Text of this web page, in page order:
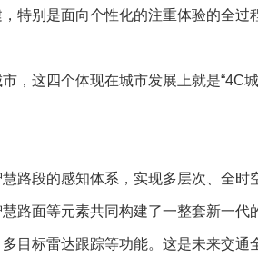
别是面向个性化的注重体验的全过
这四个体现在城市发展上就是“4C
段的感知体系，实现多层次、全时
路面等元素共同构建了一整套新一
标雷达跟踪等功能。这是未来交通